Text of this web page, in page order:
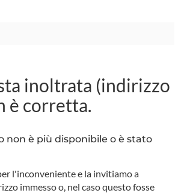
inoltrata (indirizzo
è corretta.
non è più disponibile o è stato
l'inconveniente e la invitiamo a
immesso o, nel caso questo fosse